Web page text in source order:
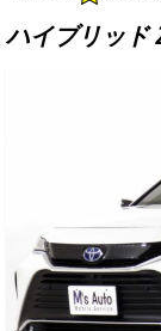
ブログ
スタッフ
お問い合わ
メールフ
ハイブリッド